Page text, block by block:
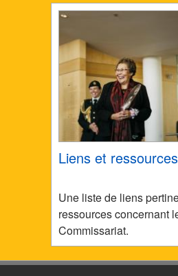
Liens et ressources
Une liste de liens
ressources concernant
Commissariat.